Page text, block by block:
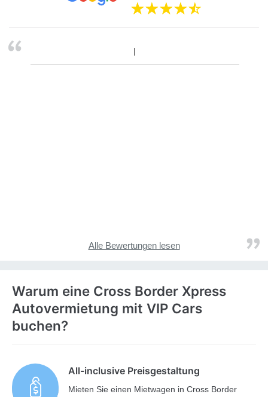
Alle Bewertungen lesen
Warum eine Cross Border Xpress
Autovermietung mit VIP Cars
buchen?
All-inclusive Preisgestaltung
Mieten Sie einen Mietwagen in Cross Border